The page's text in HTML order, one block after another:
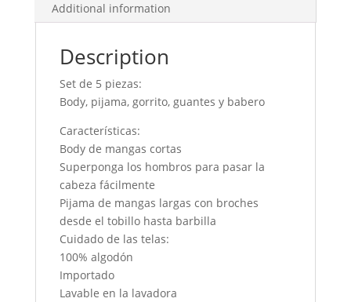
Additional information
Description
Set de 5 piezas:
Body, pijama, gorrito, guantes y babero
Características:
Body de mangas cortas
Superponga los hombros para pasar la
cabeza fácilmente
Pijama de mangas largas con broches
desde el tobillo hasta barbilla
Cuidado de las telas:
100% algodón
Importado
Lavable en la lavadora